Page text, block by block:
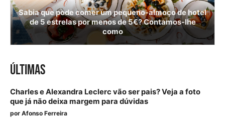
Sabia que pode comer um pequeno-almoço de hotel
de 5 estrelas por menos de 5€? Contamos-lhe
como
ÚLTIMAS
Charles e Alexandra Leclerc vão ser pais? Veja a foto
que já não deixa margem para dúvidas
por Afonso Ferreira